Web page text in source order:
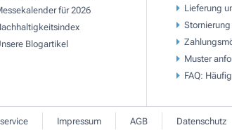
für 2026
Blogartikel
Lieferung
Muster
FAQ:
Impressum AGB Datenschutz